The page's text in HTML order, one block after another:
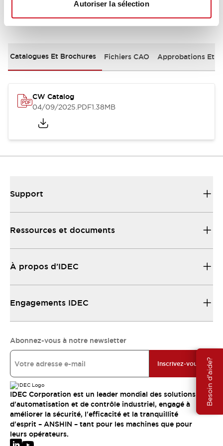
Autoriser la sélection
Besoin d'aide?
Documents et fichiers
Catalogues Et Brochures Fichiers CAO Approbations Et
CW Catalog
04/09/2025.PDF1.38MB
Support
Ressources et documents
À propos d’IDEC
Engagements IDEC
Abonnez-vous à notre newsletter
Inscrivez-vous
IDEC Corporation est un leader mondial des solutions
d'automatisation et de contrôle industriel, engagé à
améliorer la sécurité, l'efficacité et la tranquillité
d'esprit – ANSHIN – tant pour les machines que pour
leurs opérateurs.